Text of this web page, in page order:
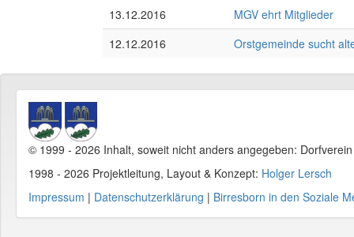
13.12.2016
MGV ehrt Mitglieder
12.12.2016
Orstgemeinde sucht
© 1999 - 2026 Inhalt, soweit nicht anders angegeben:
1998 - 2026 Projektleitung, Layout & Konzept: Holger Lersch
Impressum | Datenschutzerklärung | Birresborn in den Soziale